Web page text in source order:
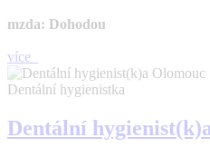
mzda: Dohodou
více
Dentální hygienistka
Dentální